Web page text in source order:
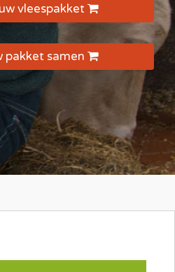
vleespakket
pakket samen